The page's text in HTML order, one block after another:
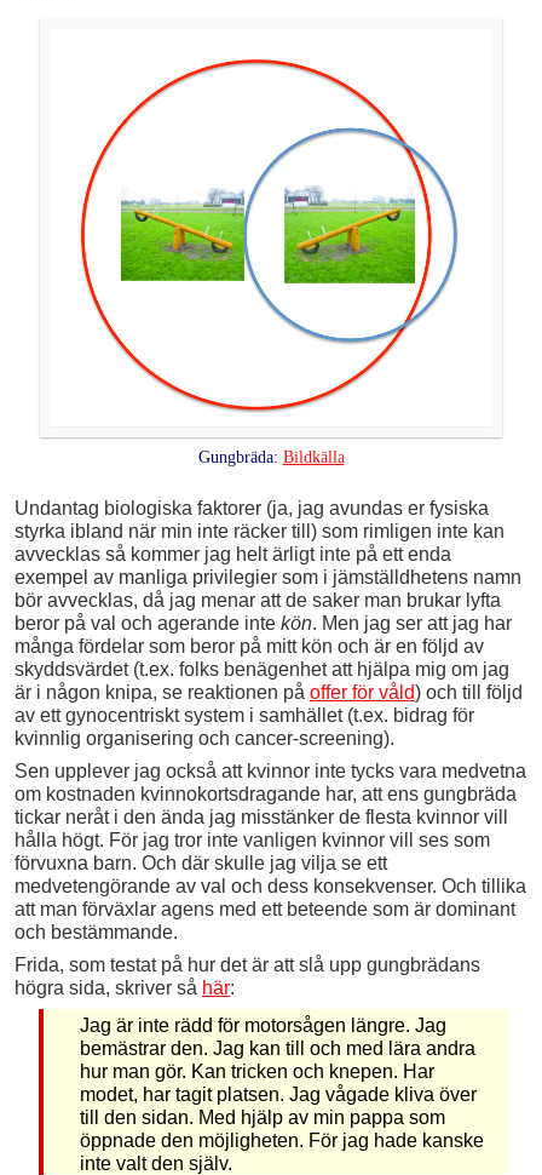
Gungbräda: Bildkälla
Undantag biologiska faktorer (ja, jag avundas er fysiska
styrka ibland när min inte räcker till) som rimligen inte kan
avvecklas så kommer jag helt ärligt inte på ett enda
exempel av manliga privilegier som i jämställdhetens namn
bör avvecklas, då jag menar att de saker man brukar lyfta
beror på val och agerande inte kön. Men jag ser att jag har
många fördelar som beror på mitt kön och är en följd av
skyddsvärdet (t.ex. folks benägenhet att hjälpa mig om jag
är i någon knipa, se reaktionen på offer för våld) och till följd
av ett gynocentriskt system i samhället (t.ex. bidrag för
kvinnlig organisering och cancer-screening).
Sen upplever jag också att kvinnor inte tycks vara medvetna
om kostnaden kvinnokortsdragande har, att ens gungbräda
tickar neråt i den ända jag misstänker de flesta kvinnor vill
hålla högt. För jag tror inte vanligen kvinnor vill ses som
förvuxna barn. Och där skulle jag vilja se ett
medvetengörande av val och dess konsekvenser. Och tillika
att man förväxlar agens med ett beteende som är dominant
och bestämmande.
Frida, som testat på hur det är att slå upp gungbrädans
högra sida, skriver så här:
Jag är inte rädd för motorsågen längre. Jag
bemästrar den. Jag kan till och med lära andra
hur man gör. Kan tricken och knepen. Har
modet, har tagit platsen. Jag vågade kliva över
till den sidan. Med hjälp av min pappa som
öppnade den möjligheten. För jag hade kanske
inte valt den själv.